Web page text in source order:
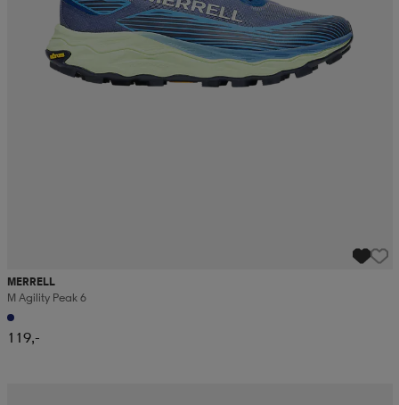
MERRELL
M Agility Peak 6
119,-